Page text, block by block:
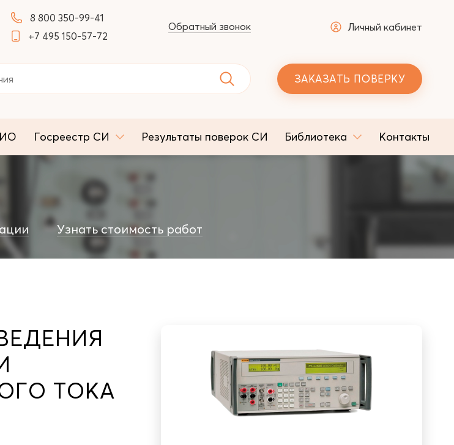
8 800 350-99-41
+7 495 150-57-72
Обратный звонок Личный кабинет
ЗАКАЗАТЬ ПОВЕРКУ
ИО Госреестр СИ Результаты поверок СИ Библиотека Контакты
Узнать стоимость работ
ТОКА